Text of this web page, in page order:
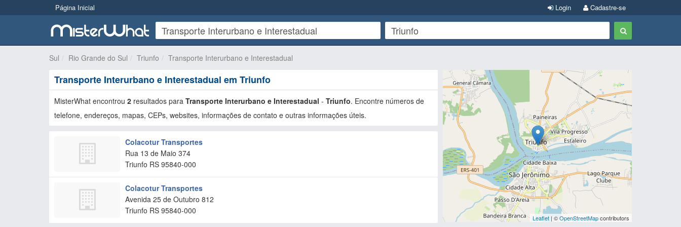
Página Inicial Cadastre-se
Login
Sul Rio Grande do Sul Triunfo Transporte Interurbano e Interestadual
Transporte Interurbano e Interestadual em Triunfo
MisterWhat encontrou 2 resultados para Transporte Interurbano e Interestadual - Triunfo. Encontre números de
telefone, endereços, mapas, CEPs, websites, informações de contato e outras informações úteis.
Colacotur Transportes
Rua 13 de Maio 374
Triunfo RS 95840-000
Colacotur Transportes
Avenida 25 de Outubro 812
Triunfo RS 95840-000
Leaflet| ©OpenStreetMapcontributors